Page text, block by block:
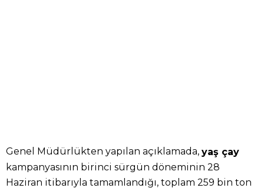
Genel Müdürlükten yapılan açıklamada, yaş çay
kampanyasının birinci sürgün döneminin 28
Haziran itibarıyla tamamlandığı, toplam 259 bin ton